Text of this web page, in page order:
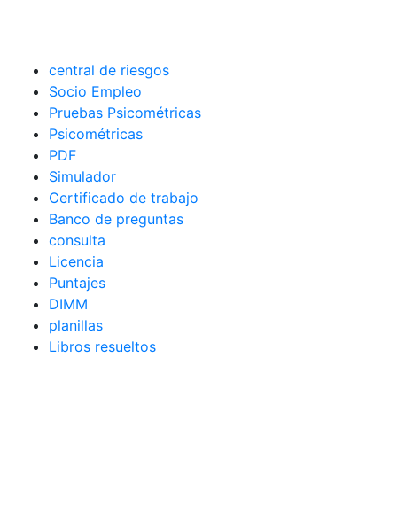
central de riesgos
Socio Empleo
Pruebas Psicométricas
Psicométricas
PDF
Simulador
Certificado de trabajo
Banco de preguntas
consulta
Licencia
Puntajes
DIMM
planillas
Libros resueltos